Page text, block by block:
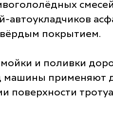
покрытием.
и поливки
машины применяют